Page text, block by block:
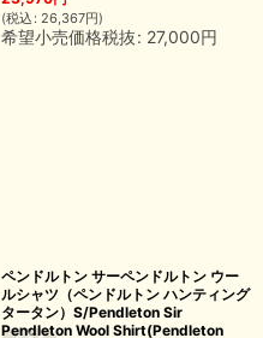
(税込 : 26,367円)
希望小売価格税抜: 27,000円
ペンドルトン サーペンドルトン ウー
ルシャツ（ペンドルトン ハンティング
タータン）S/Pendleton Sir
Pendleton Wool Shirt(Pendleton